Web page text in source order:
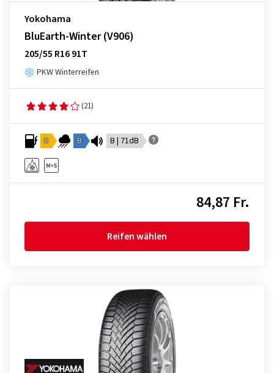
Yokohama
BluEarth-Winter (V906)
205/55 R16 91T
PKW Winterreifen
(21)
D B B | 71dB
84,87 Fr.
Reifen wählen